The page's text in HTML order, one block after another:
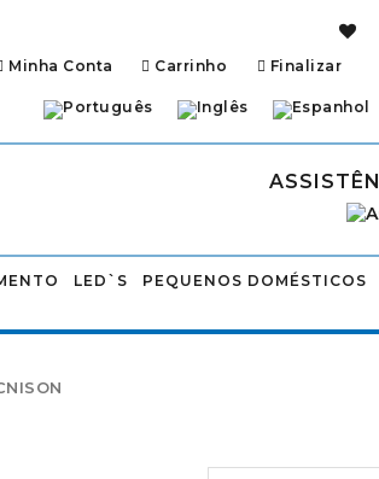
Minha Conta Carrinho Finalizar
LED`S PEQUENOS DOMÉSTICOS